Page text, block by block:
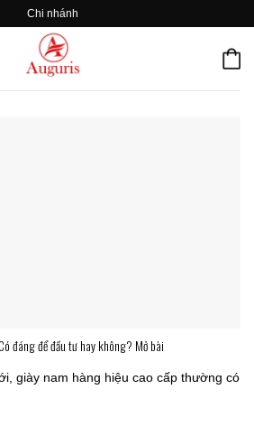
Chi nhánh
đáng để đầu tư hay không? Mở bài
giày nam hàng hiệu cao cấp thường có